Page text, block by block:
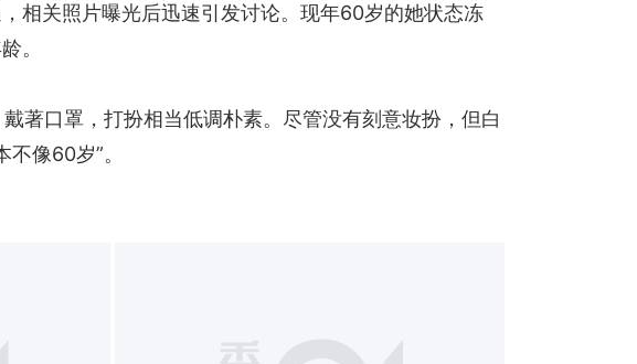
相关照片曝光后迅速引发讨论。现年60岁的她状态冻
。
著口罩，打扮相当低调朴素。尽管没有刻意妆扮，但白
像60岁”。